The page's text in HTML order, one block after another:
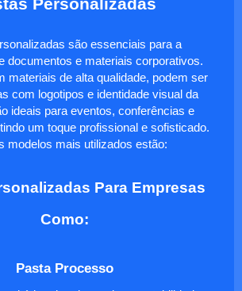
são essenciais para a
documentos e materiais corporativos.
materiais de alta qualidade, podem ser
com logotipos e identidade visual da
ideais para eventos, conferências e
um toque profissional e sofisticado.
modelos mais utilizados estão:
Para Empresas
Como:
Pasta Processo